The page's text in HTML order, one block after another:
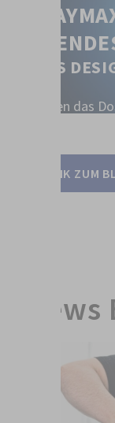
NEUES
Wir haben das
LINK ZUM